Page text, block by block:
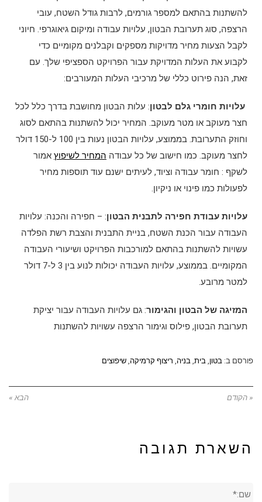
להשתנות בהתאם למספר גורמים, לרבות גודל השטח, עובי
הרצפה, סוג תערובת הבטון, עלויות עבודה ומיקום גיאוגרפי. חיוני
לקבל הצעות מחיר מדויקות מספקים וקבלנים מקומיים כדי
לקבוע את העלות המדויקת עבור הפרויקט הספציפי שלך. עם
זאת, הנה פירוט כללי של מרכיבי העלות המעורבים:
עלויות חומרי גלם לבטון: עלות הבטון מחושבת בדרך כלל לכל
חצר מעוקב או מטר מעוקב. המחיר יכול להשתנות בהתאם לסוג
וחוזק התערובת. בממוצע, עלויות הבטון נעות בין 100 ל-150 דולר
לחצר מעוקב. כמו חישוב של כל עבודה המחיר לשיפוץ אמור
לשקף : חומר עבודה וציוד, לעיתים ישנם עוד תוספות מחיר
לפעולות כמו פינוי או ניקיון.
עלויות עבודת חפירה לתבנית הבטון: – חפירה והכנה: עלויות
העבודה עבור הכנת השטח, בניית התבנית והצבת רשת הפלדה
עשויות להשתנות בהתאם למורכבות הפרויקט ושיעורי העבודה
המקומיים. בממוצע, עלויות העבודה יכולות לנוע בין 3 ל-7 דולר
למטר מרובע.
המזיגה של הבטון והגימור: גם עלויות העבודה עבור יציקת
תערובת הבטון, פילוס וגימור הרצפה עשויות להשתנות
פורסם ב: בטון, בית, בניה, ריצוף קרמיקה, שיפוצים
« הקודם הבא »
השארת תגובה